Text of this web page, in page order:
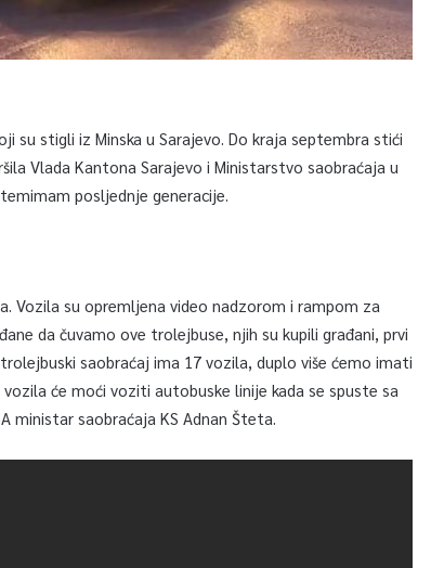
stigli iz Minska u Sarajevo. Do kraja septembra stići
Vlada Kantona Sarajevo i Ministarstvo saobraćaja u
posljednje generacije.
Vozila su opremljena video nadzorom i rampom za
da čuvamo ove trolejbuse, njih su kupili građani, prvi
saobraćaj ima 17 vozila, duplo više ćemo imati
će moći voziti autobuske linije kada se spuste sa
ministar saobraćaja KS Adnan Šteta.